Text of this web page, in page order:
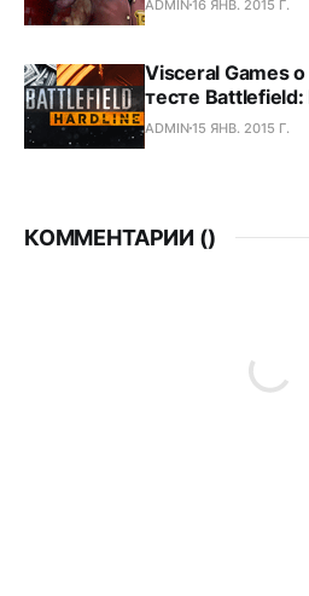
ADMIN16 ЯНВ. 2015 Г.
Visceral Games
тесте Battlefield:
ADMIN15 ЯНВ. 2015 Г.
КОММЕНТАРИИ ()